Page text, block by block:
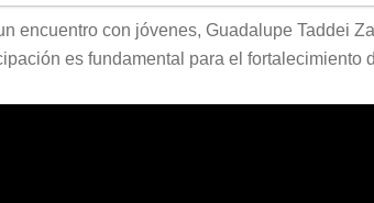
encuentro con jóvenes, Guadalupe Taddei
es fundamental para el fortalecimiento